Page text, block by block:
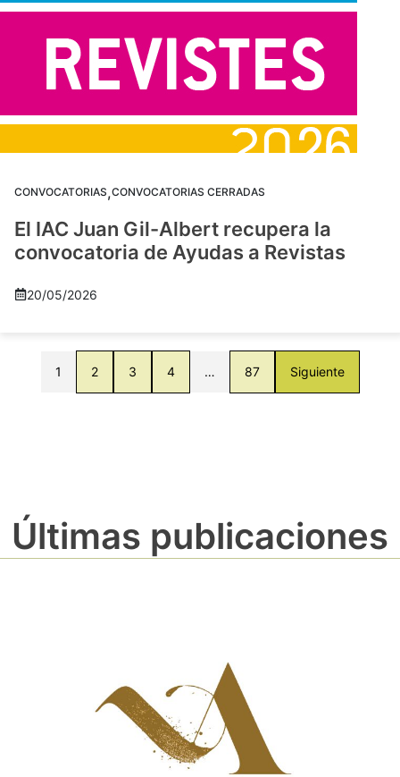
CONVOCATORIAS,CONVOCATORIAS CERRADAS
El IAC Juan Gil-Albert recupera la
convocatoria de Ayudas a Revistas
20/05/2026
1 2 3 4 … 87 Siguiente
Últimas publicaciones